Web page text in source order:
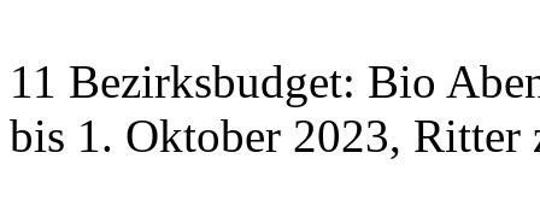
11 Bezirksbudget: Bio
bis 1. Oktober 2023, Ritter